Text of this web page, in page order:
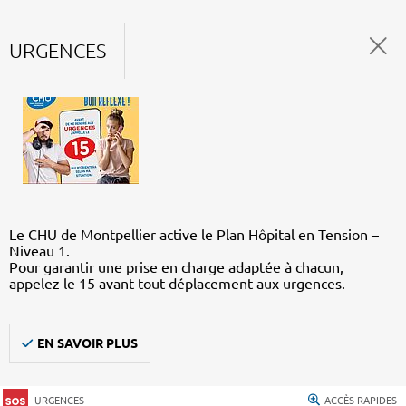
URGENCES
Le CHU de Montpellier active le Plan Hôpital en Tension –
Niveau 1.
Pour garantir une prise en charge adaptée à chacun,
appelez le 15 avant tout déplacement aux urgences.
EN SAVOIR PLUS
URGENCES ACCÈS RAPIDES